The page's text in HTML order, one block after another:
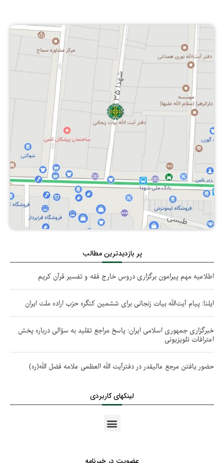
پر بازدیدترین مطالب
اطلاعیه مهم پیرامون برگزاری دروس خارج فقه و تفسیر قرآن کریم
ایلنا: پیام آیت‌الله بیات زنجانی برای ششمین کنگره حزب اراده ملت ایران
خبرگزاری جمهوری اسلامی ایران: پاسخ مراجع تقلید به سؤالی درباره پخش
اعترافات تلویزیونی
حضور یافتن مرجع عالیقدر در دفترآیت الله العظمی علامه فضل الله(ره)
لینکهای کاربردی